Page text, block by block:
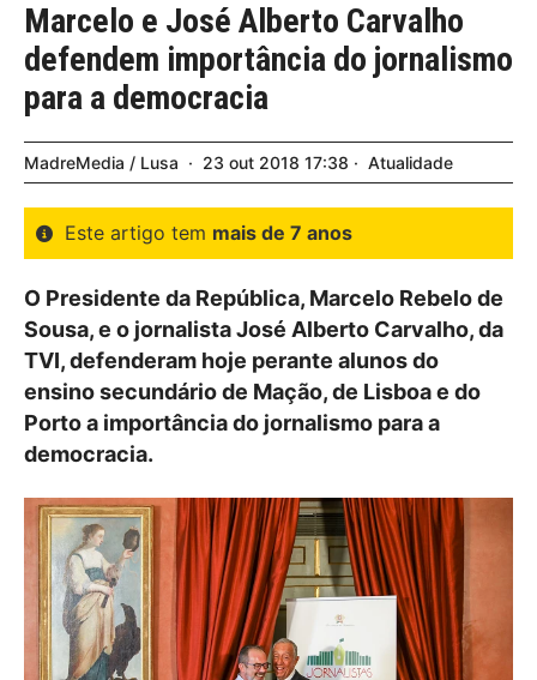
Marcelo e José Alberto Carvalho
defendem importância do jornalismo
para a democracia
MadreMedia / Lusa 23 out 2018 17:38 Atualidade
Este artigo tem mais de 7 anos
O Presidente da República, Marcelo Rebelo de
Sousa, e o jornalista José Alberto Carvalho, da
TVI, defenderam hoje perante alunos do
ensino secundário de Mação, de Lisboa e do
Porto a importância do jornalismo para a
democracia.